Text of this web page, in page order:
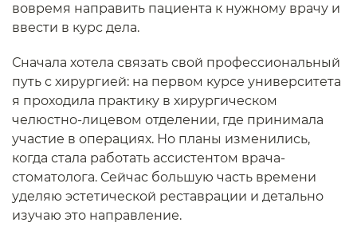
вовремя направить пациента к нужному врачу и
ввести в курс дела.
Сначала хотела связать свой профессиональный
путь с хирургией: на первом курсе университета
я проходила практику в хирургическом
челюстно-лицевом отделении, где принимала
участие в операциях. Но планы изменились,
когда стала работать ассистентом врача-
стоматолога. Сейчас большую часть времени
уделяю эстетической реставрации и детально
изучаю это направление.